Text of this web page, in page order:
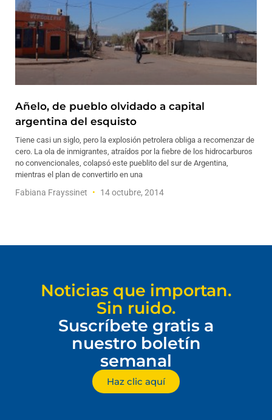
Añelo, de pueblo olvidado a capital
argentina del esquisto
Tiene casi un siglo, pero la explosión petrolera obliga a recomenzar de
cero. La ola de inmigrantes, atraídos por la fiebre de los hidrocarburos
no convencionales, colapsó este pueblito del sur de Argentina,
mientras el plan de convertirlo en una
Fabiana Frayssinet 14 octubre, 2014
Noticias que importan.
Sin ruido.
Suscríbete gratis a
nuestro boletín
semanal
Haz clic aquí